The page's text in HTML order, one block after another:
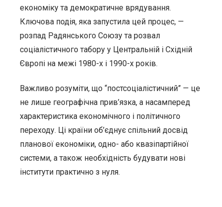
економіку та демократичне врядування.
Ключова подія, яка запустила цей процес, —
розпад Радянського Союзу та розвал
соціалістичного табору у Центральній і Східній
Європі на межі 1980-х і 1990-х років.
Важливо розуміти, що “постсоціалістичний” — це
не лише географічна прив’язка, а насамперед
характеристика економічного і політичного
переходу. Ці країни об’єднує спільний досвід
планової економіки, одно- або квазіпартійної
системи, а також необхідність будувати нові
інститути практично з нуля.